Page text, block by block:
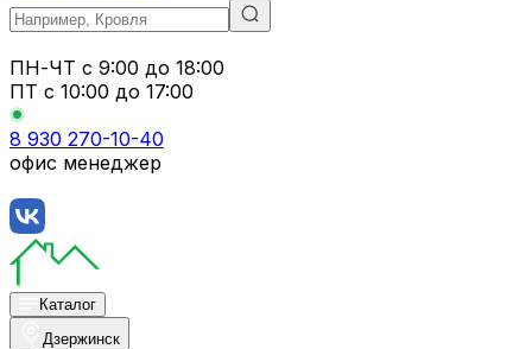
ПН-ЧТ с 9:00 до 18:00
ПТ с 10:00 до 17:00
8 930 270-10-40
офис менеджер
Каталог
Дзержинск